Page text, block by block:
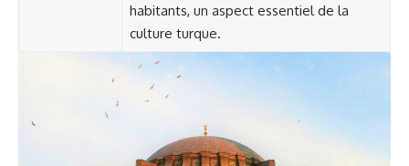
habitants, un aspect essentiel de la
culture turque.